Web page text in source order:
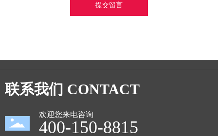
提交留言
联系我们 CONTACT
欢迎您来电咨询
400-150-8815